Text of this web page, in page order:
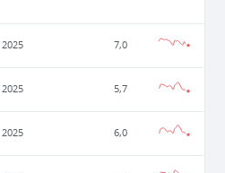
2025 7,0
2025 5,7
2025 6,0